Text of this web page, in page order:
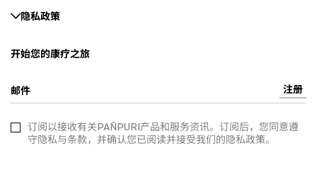
隐私政策
开始您的康疗之旅
邮件 注册
订阅以接收有关PAÑPURI产品和服务资讯。订阅后，您同意遵
守隐私与条款，并确认您已阅读并接受我们的隐私政策。